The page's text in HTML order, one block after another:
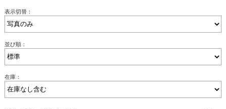
表示切替：
並び順：
在庫：